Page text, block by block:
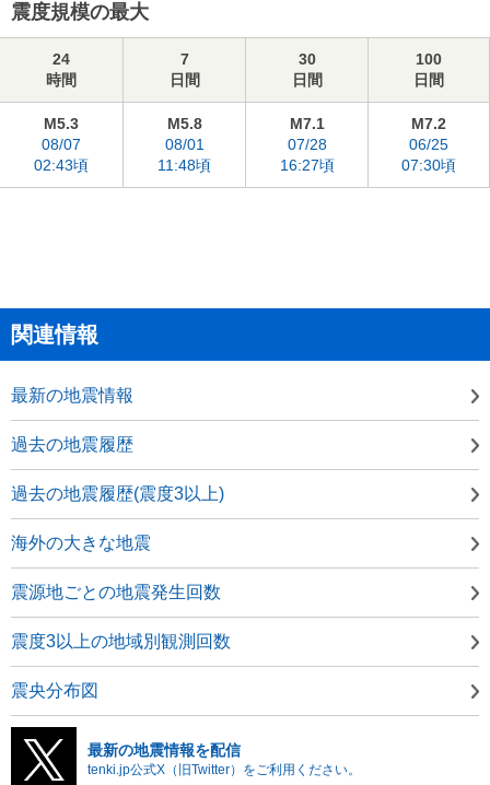
震度規模の最大
24
時間
7
日間
30
日間
100
日間
M5.3
08/07
02:43頃
M5.8
08/01
11:48頃
M7.1
07/28
16:27頃
M7.2
06/25
07:30頃
関連情報
最新の地震情報
過去の地震履歴
過去の地震履歴(震度3以上)
海外の大きな地震
震源地ごとの地震発生回数
震度3以上の地域別観測回数
震央分布図
最新の地震情報を配信
tenki.jp公式X（旧Twitter）をご利用ください。